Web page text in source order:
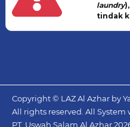
laundry
tindak
Copyright © LAZ Al Azhar by
All rights reserved. All
PT. Uswah Salam Al Azhar